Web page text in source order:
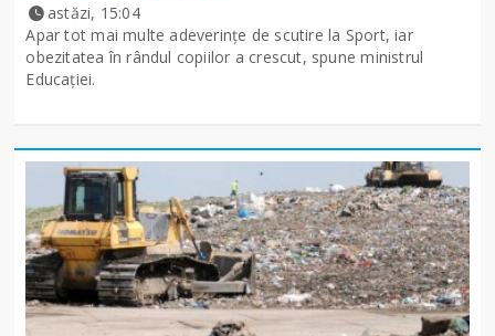
astăzi, 15:04
Apar tot mai multe adeverințe de scutire la Sport, iar
obezitatea în rândul copiilor a crescut, spune ministrul
Educației.